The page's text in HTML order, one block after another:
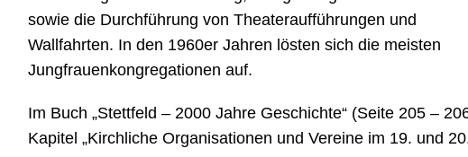
sowie die Durchführung von Theateraufführungen und
Wallfahrten. In den 1960er Jahren lösten sich die meisten
Jungfrauenkongregationen auf.
Im Buch „Stettfeld – 2000 Jahre Geschichte“ (Seite 205 –
Kapitel „Kirchliche Organisationen und Vereine im 19. und